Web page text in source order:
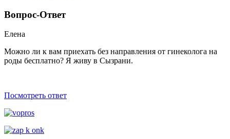
Вопрос-Ответ
Елена
Можно ли к вам приехать без направления от гинеколога на
роды беcплатно? Я живу в Сызрани.
Посмотреть ответ